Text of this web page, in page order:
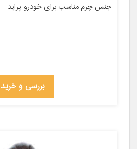
جنس چرم مناسب برای خودرو پراید
بررسی و خرید